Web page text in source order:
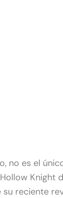
no es el
Knight
su reciente